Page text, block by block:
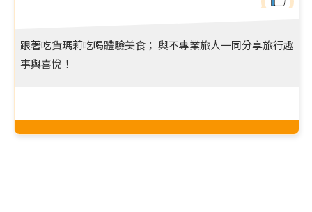
跟著吃貨瑪莉吃喝體驗美食； 與不專業旅人一同分享旅行趣
事與喜悅！